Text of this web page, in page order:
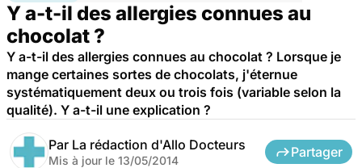
Y a-t-il des allergies connues au
chocolat ?
Y a-t-il des allergies connues au chocolat ? Lorsque je
mange certaines sortes de chocolats, j'éternue
systématiquement deux ou trois fois (variable selon la
qualité). Y a-t-il une explication ?
Par La rédaction d'Allo Docteurs
Mis à jour le 13/05/2014
Partager